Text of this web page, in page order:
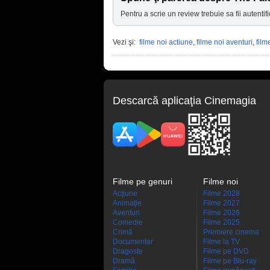
Pentru a scrie un review trebuie sa fii
Vezi şi: filme noi actiune, filme noi aventuri,
Descarcă aplicaţia Cinemagia
Filme pe genuri
Acţiune
Animaţie
Aventuri
Comedie
Crimă
Documentar
Dragoste
Dramă
Filme noi
Filme 2028
Filme 2027
Filme 2026
Filme 2025
Premiere cinema
Filme la TV
Filme pe DVD
Filme pe Blu-ray